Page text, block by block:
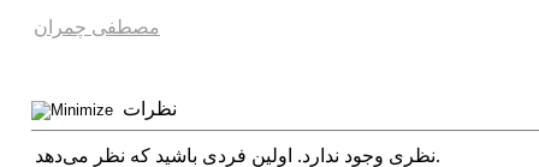
مصطفی چمران
نظرات
نظری وجود ندارد. اولین فردی باشید که نظر می‌دهد.